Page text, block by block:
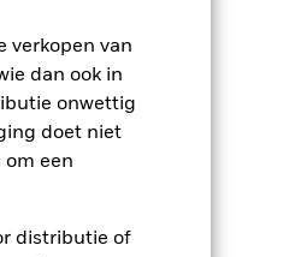
verkopen van
dan ook in
onwettig
doet niet
om een
distributie of
2025